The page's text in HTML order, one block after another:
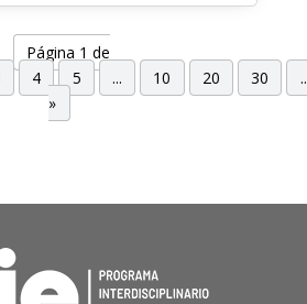
Página 1 de
4 5 ... 10 20 30
»